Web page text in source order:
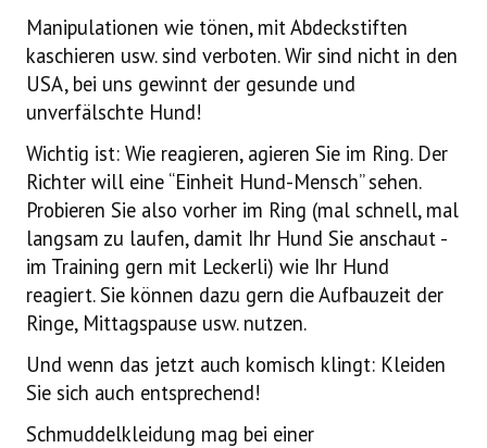
Manipulationen wie tönen, mit Abdeckstiften
kaschieren usw. sind verboten. Wir sind nicht in den
USA, bei uns gewinnt der gesunde und
unverfälschte Hund!
Wichtig ist: Wie reagieren, agieren Sie im Ring. Der
Richter will eine “Einheit Hund-Mensch” sehen.
Probieren Sie also vorher im Ring (mal schnell, mal
langsam zu laufen, damit Ihr Hund Sie anschaut -
im Training gern mit Leckerli) wie Ihr Hund
reagiert. Sie können dazu gern die Aufbauzeit der
Ringe, Mittagspause usw. nutzen.
Und wenn das jetzt auch komisch klingt: Kleiden
Sie sich auch entsprechend!
Schmuddelkleidung mag bei einer